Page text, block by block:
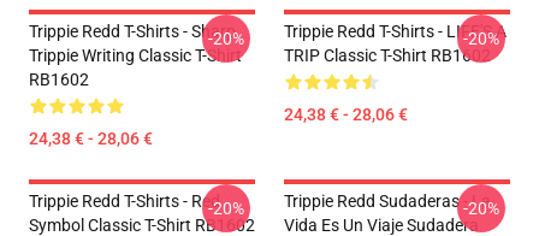
Trippie Redd T-Shirts - Sharp
Trippie Writing Classic T-Shirt
RB1602
24,38 € - 28,06 €
-20%
Trippie Redd T-Shirts - LIFE'S A
TRIP Classic T-Shirt RB1602
24,38 € - 28,06 €
-20%
Trippie Redd T-Shirts - Red
Symbol Classic T-Shirt RB1602
-20%
Trippie Redd Sudaderas - La
Vida Es Un Viaje Sudadera
-20%